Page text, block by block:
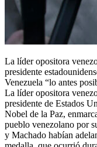
La líder opositora
presidente
Venezuela “lo antes
La líder opositora
presidente de Estados
Nobel de la Paz,
pueblo venezolano por
y Machado habían